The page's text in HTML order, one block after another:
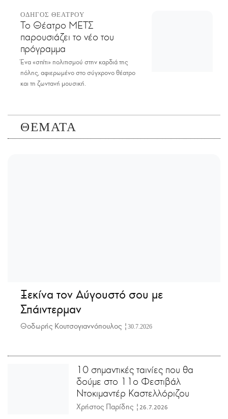
ΟΔΗΓΟΣ ΘΕΑΤΡΟΥ
Το Θέατρο ΜΕΤΣ
παρουσιάζει το νέο του
πρόγραμμα
Ένα «σπίτι» πολιτισμού στην καρδιά της
πόλης, αφιερωμένο στο σύγχρονο θέατρο
και τη ζωντανή μουσική.
ΘΕΜΑΤΑ
Ξεκίνα τον Αύγουστό σου με
Σπάιντερμαν
Θοδωρής Κουτσογιαννόπουλος | 30.7.2026
10 σημαντικές ταινίες που θα
δούμε στο 11ο Φεστιβάλ
Ντοκιμαντέρ Καστελλόριζου
Χρήστος Παρίδης | 26.7.2026